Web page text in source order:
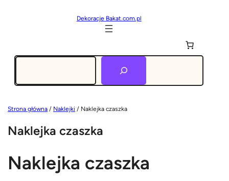
Dekoracje Bakat.com.pl
Szukaj
Strona główna / Naklejki / Naklejka czaszka
Naklejka czaszka
Naklejka czaszka